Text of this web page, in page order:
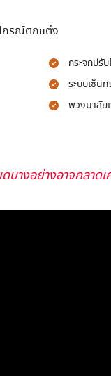
กรณ์ตกแต่ง
กระจกปรั
ระบบเซ็น
พวงมาลัย
บางอย่างอาจคลาด